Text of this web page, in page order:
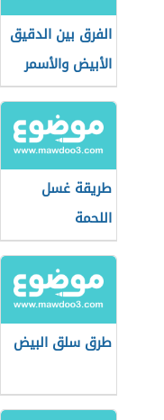
الفرق بين الدقيق
الأبيض والأسمر
طريقة غسل
اللحمة
طرق سلق البيض